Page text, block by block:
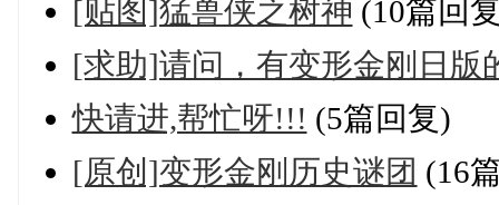
[贴图]猛兽侠之树神 (10篇回
[求助]请问，有变形金刚日版
快请进,帮忙呀!!! (5篇回复)
[原创]变形金刚历史谜团 (16